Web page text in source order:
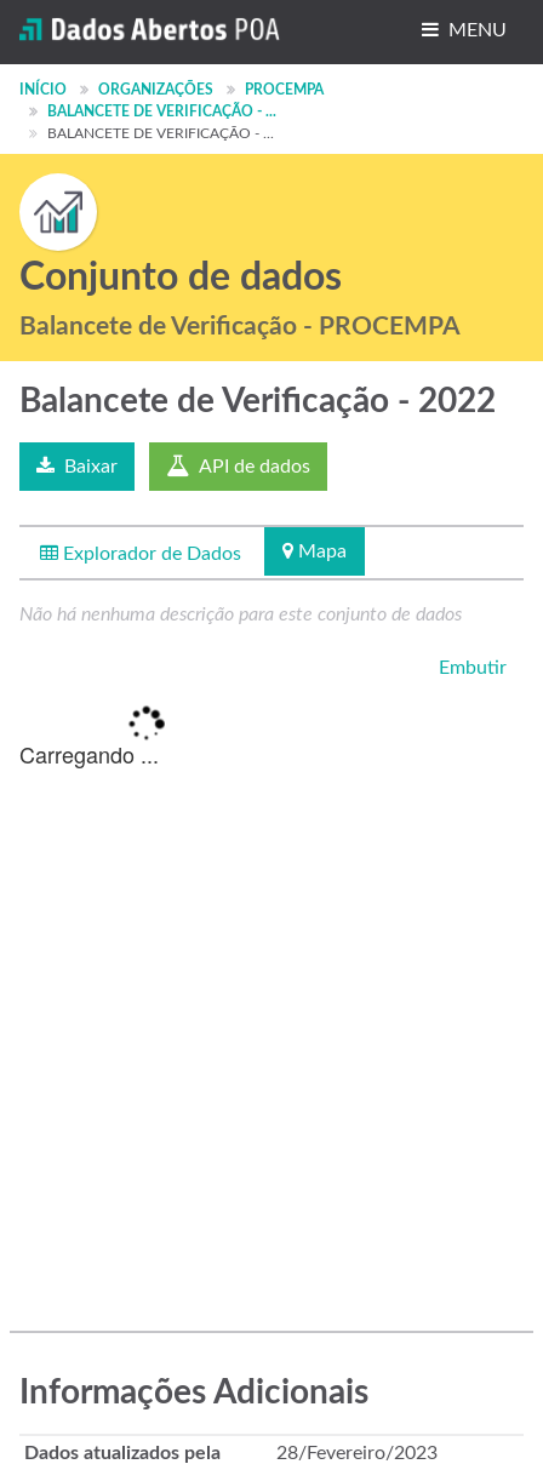
MENU
Conjuntos de dados
Organizações
Grupos
Sobre
INÍCIO ORGANIZAÇÕES
PROCEMPA
BALANCETE DE VERIFICAÇÃO - ...
BALANCETE DE VERIFICAÇÃO - ...
Conjunto de dados
Balancete de Verificação - PROCEMPA
Balancete de Verificação - 2022
Baixar API de dados
Explorador de Dados Mapa
Não há nenhuma descrição para este conjunto de dados
Embutir
Informações Adicionais
Dados atualizados pela
28/Fevereiro/2023